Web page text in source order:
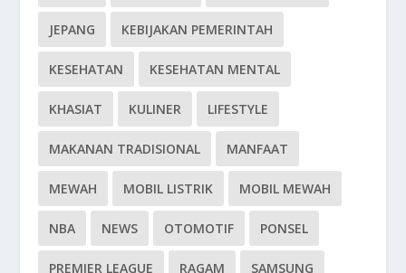
JEPANG KEBIJAKAN PEMERINTAH
KESEHATAN KESEHATAN MENTAL
KHASIAT KULINER LIFESTYLE
MAKANAN TRADISIONAL MANFAAT
MEWAH MOBIL LISTRIK MOBIL MEWAH
NBA NEWS OTOMOTIF PONSEL
PREMIER LEAGUE RAGAM SAMSUNG